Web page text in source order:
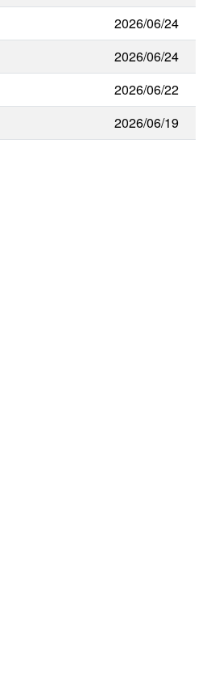
2026/06/24
2026/06/24
2026/06/22
2026/06/19